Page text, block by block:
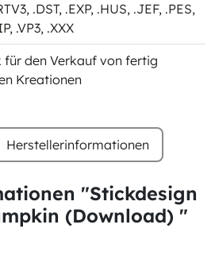
, .DST, .EXP, .HUS, .JEF, .PES,
, .VP3, .XXX
für den Verkauf von fertig
Kreationen
Herstellerinformationen
"Stickdesign
(Download) "